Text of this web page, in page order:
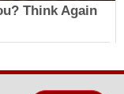
Think Again